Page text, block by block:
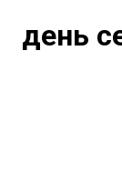
день